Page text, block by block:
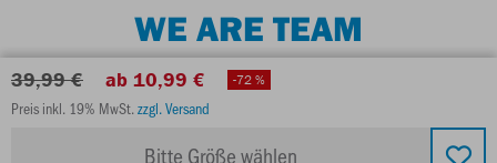
39,99 € ab 10,99 € -72 %
Preis inkl. 19% MwSt.zzgl. Versand
Bitte Größe wählen
WE ARE TEAM